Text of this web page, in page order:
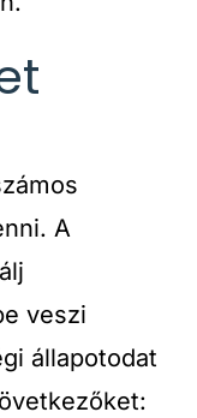
A
veszi
állapotodat